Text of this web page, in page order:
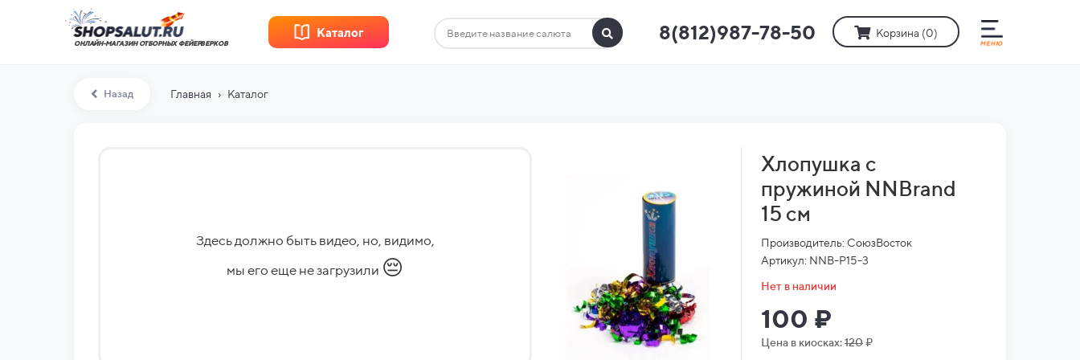
ОНЛАЙН-МАГАЗИН ОТБОРНЫХ ФЕЙЕРВЕРКОВ 8(812)987-78-50 Корзина (0)
Каталог
Назад Главная › Каталог
Здесь должно быть видео, но, видимо,
мы его еще не загрузили 😔
Хлопушка с
пружиной NNBrand
15 см
Производитель: СоюзВосток
Артикул: NNB-P15-3
Нет в наличии
100 ₽
Цена в киосках:120₽